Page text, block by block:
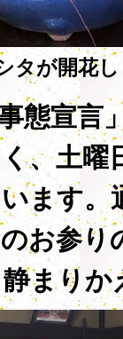
タが開花
態宣言
、土曜
ます。
お参り
まりか